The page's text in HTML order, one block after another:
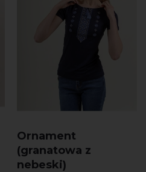
Ornament
(granatowa z
nebeski)